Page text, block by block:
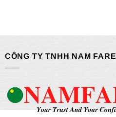
CÔNG TY TNHH NAM FARE